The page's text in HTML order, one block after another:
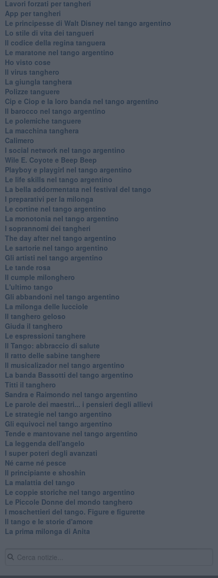
Lavori forzati per tangheri
App per tangheri
Le principesse di Walt Disney nel tango argentino
Lo stile di vita dei tangueri
Il codice della regina tanguera
Le maratone nel tango argentino
Ho visto cose
Il virus tanghero
La giungla tanghera
Polizze tanguere
Cip e Ciop e la loro banda nel tango argentino
Il barocco nel tango argentino
Le polemiche tanguere
La macchina tanghera
Calimero
​I social network nel tango argentino
Wile E. Coyote e Beep Beep
Playboy e playgirl nel tango argentino
Le life skills nel tango argentino
La bella addormentata nel festival del tango
I preparativi per la milonga
Le cortine nel tango argentino
La monotonia nel tango argentino
I soprannomi dei tangheri
The day after nel tango argentino
Le sartorie nel tango argentino
Gli artisti nel tango argentino
Le tande rosa
Il cumple milonghero
L'ultimo tango
Gli abbandoni nel tango argentino
La milonga delle lucciole
Il tanghero geloso
Giuda il tanghero
Le espressioni tanghere
Il Tango: abbraccio di salute
Il ratto delle sabine tanghere
Il musicalizador nel tango argentino
La banda Bassotti del tango argentino
Titti il tanghero
Sandra e Raimondo nel tango argentino
Le parole dei maestri... i pensieri degli allievi
Le strategie nel tango argentino
Gli equivoci nel tango argentino
Tende e mantovane nel tango argentino
La leggenda dell'angelo
I super poteri degli avanzati
​Né carne né pesce
Il principiante e shoshin
La malattia del tango
Le coppie storiche nel tango argentino
​Le Piccole Donne del mondo tanghero
I moschettieri del tango. Figure e figurette
Il tango e le storie d'amore
​La prima milonga di Anita